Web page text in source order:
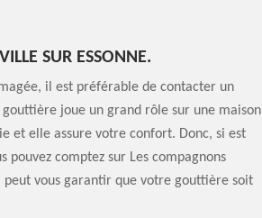
SUR ESSONNE.
il est préférable de contacter un
joue un grand rôle sur une maison
et elle assure votre confort. Donc, si est
comptez sur Les compagnons
peut vous garantir que votre gouttière soit